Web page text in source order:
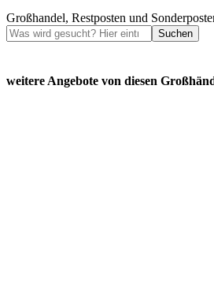
Großhandel, Restposten und
Suchen
weitere Angebote von diesen